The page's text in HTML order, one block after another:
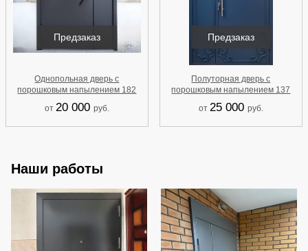
Предзаказ
Однопольная дверь с
порошковым напылением 182
от 20 000 руб.
Предзаказ
Полуторная дверь с
порошковым напылением 137
от 25 000 руб.
Наши работы